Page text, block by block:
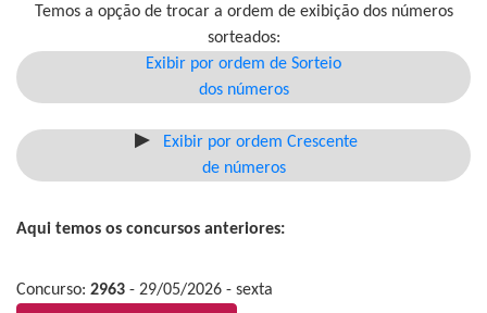
Temos a opção de trocar a ordem de exibição dos números
sorteados:
Exibir por ordem de Sorteio
dos números
Exibir por ordem Crescente
de números
Aqui temos os concursos anteriores:
Concurso: 2963 - 29/05/2026 - sexta